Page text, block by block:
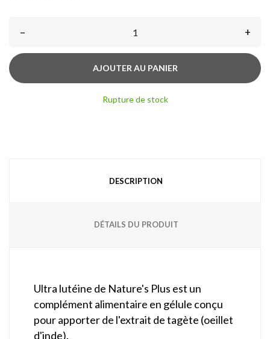
– +
AJOUTER AU PANIER
Rupture de stock
DESCRIPTION
DÉTAILS DU PRODUIT
Ultra lutéine de Nature's Plus est un
complément alimentaire en gélule conçu
pour apporter de l'extrait de tagète (oeillet
d'inde).